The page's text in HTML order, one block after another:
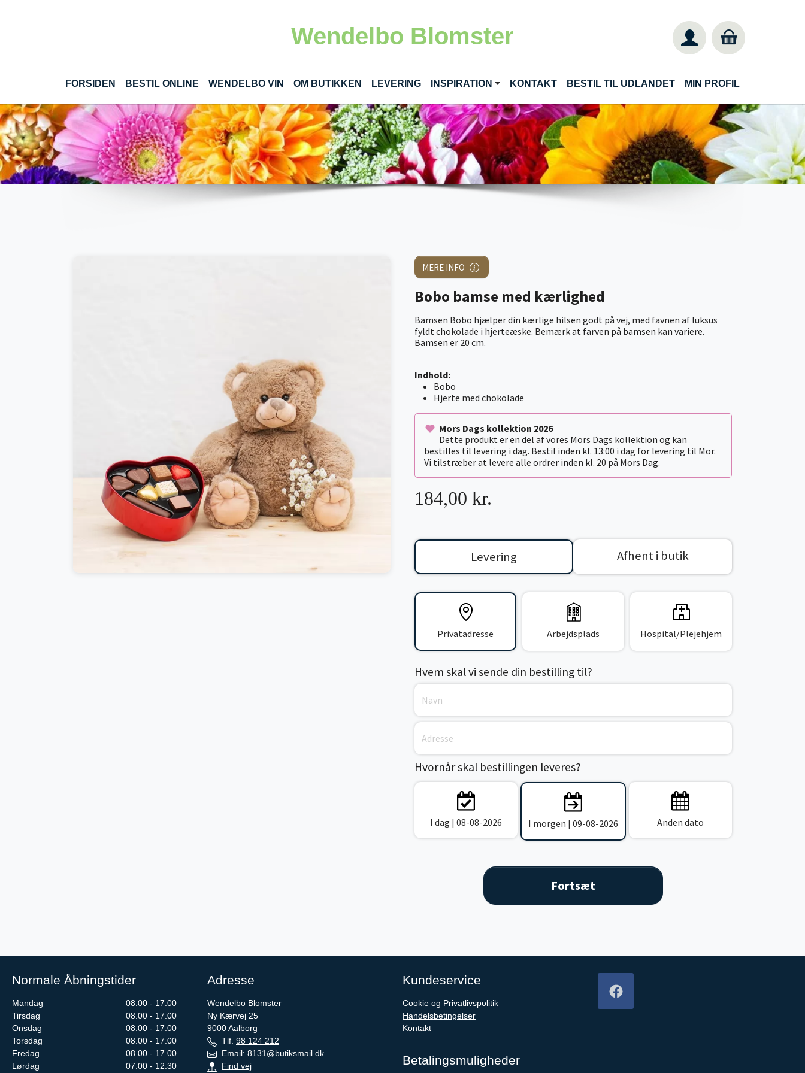
Wendelbo Blomster
FORSIDEN BESTIL ONLINE(CURRENT)
WENDELBO VIN OM BUTIKKEN LEVERING INSPIRATION KONTAKT BESTIL TIL UDLANDET MIN PROFIL
MERE INFO
Bobo bamse med kærlighed
Bamsen Bobo hjælper din kærlige hilsen godt på vej, med favnen af luksus
fyldt chokolade i hjerteæske. Bemærk at farven på bamsen kan variere.
Bamsen er 20 cm.
Indhold:
Bobo
Hjerte med chokolade
Mors Dags kollektion 2026
Dette produkt er en del af vores Mors Dags kollektion og kan
bestilles til levering i dag. Bestil inden kl. 13:00 i dag for levering til Mor.
Vi tilstræber at levere alle ordrer inden kl. 20 på Mors Dag.
184,00 kr.
Levering Afhent i butik
Privatadresse Arbejdsplads Hospital/Plejehjem
Hvem skal vi sende din bestilling til?
Hvornår skal bestillingen leveres?
I dag | 08-08-2026 I morgen | 09-08-2026 Anden dato
Normale Åbningstider
Mandag
08.00 - 17.00
Tirsdag
08.00 - 17.00
Onsdag
08.00 - 17.00
Torsdag
08.00 - 17.00
Fredag
08.00 - 17.00
Lørdag
07.00 - 12.30
Adresse
Wendelbo Blomster
Ny Kærvej 25
9000Aalborg
Tlf. 98 124 212
Email: 8131@butiksmail.dk
Find vej
Kundeservice
Cookie og Privatlivspolitik
Handelsbetingelser
Kontakt
Betalingsmuligheder